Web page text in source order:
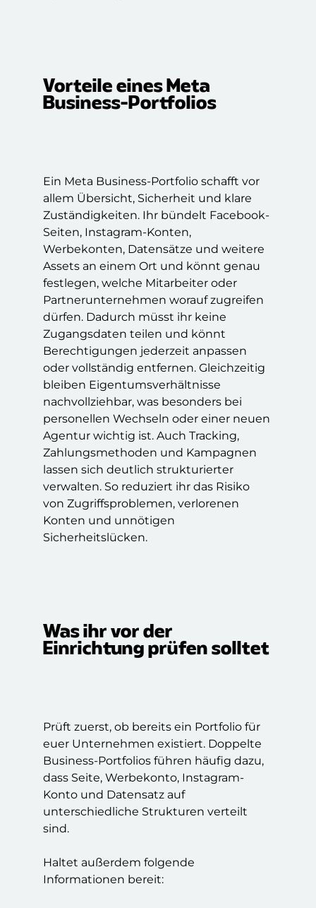
Vorteile eines Meta
Business-Portfolios
Ein Meta Business-Portfolio schafft vor
allem Übersicht, Sicherheit und klare
Zuständigkeiten. Ihr bündelt Facebook-
Seiten, Instagram-Konten,
Werbekonten, Datensätze und weitere
Assets an einem Ort und könnt genau
festlegen, welche Mitarbeiter oder
Partnerunternehmen worauf zugreifen
dürfen. Dadurch müsst ihr keine
Zugangsdaten teilen und könnt
Berechtigungen jederzeit anpassen
oder vollständig entfernen. Gleichzeitig
bleiben Eigentumsverhältnisse
nachvollziehbar, was besonders bei
personellen Wechseln oder einer neuen
Agentur wichtig ist. Auch Tracking,
Zahlungsmethoden und Kampagnen
lassen sich deutlich strukturierter
verwalten. So reduziert ihr das Risiko
von Zugriffsproblemen, verlorenen
Konten und unnötigen
Sicherheitslücken.
Was ihr vor der
Einrichtung prüfen solltet
Prüft zuerst, ob bereits ein Portfolio für
euer Unternehmen existiert. Doppelte
Business-Portfolios führen häufig dazu,
dass Seite, Werbekonto, Instagram-
Konto und Datensatz auf
unterschiedliche Strukturen verteilt
sind.
Haltet außerdem folgende
Informationen bereit: